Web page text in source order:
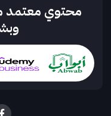
محتوي معتمد